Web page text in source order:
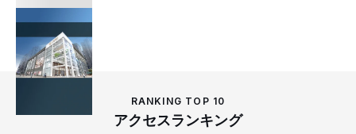
RANKING TOP 10
アクセスランキング